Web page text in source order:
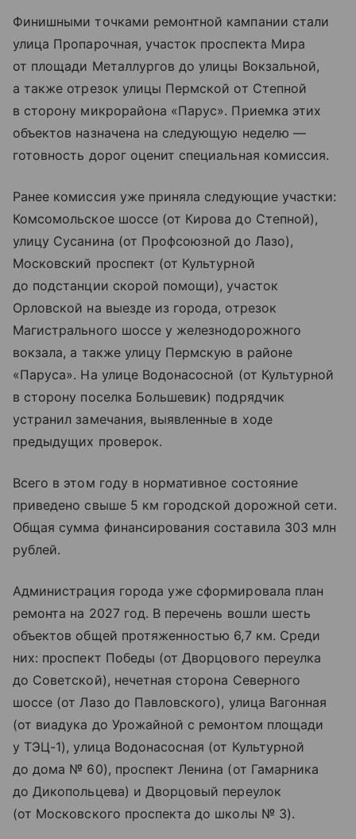
Финишными точками ремонтной кампании стали
улица Пропарочная, участок проспекта Мира
от площади Металлургов до улицы Вокзальной,
а также отрезок улицы Пермской от Степной
в сторону микрорайона «Парус». Приемка этих
объектов назначена на следующую неделю —
готовность дорог оценит специальная комиссия.
Ранее комиссия уже приняла следующие участки:
Комсомольское шоссе (от Кирова до Степной),
улицу Сусанина (от Профсоюзной до Лазо),
Московский проспект (от Культурной
до подстанции скорой помощи), участок
Орловской на выезде из города, отрезок
Магистрального шоссе у железнодорожного
вокзала, а также улицу Пермскую в районе
«Паруса». На улице Водонасосной (от Культурной
в сторону поселка Большевик) подрядчик
устранил замечания, выявленные в ходе
предыдущих проверок.
Всего в этом году в нормативное состояние
приведено свыше 5 км городской дорожной сети.
Общая сумма финансирования составила 303 млн
рублей.
Администрация города уже сформировала план
ремонта на 2027 год. В перечень вошли шесть
объектов общей протяженностью 6,7 км. Среди
них: проспект Победы (от Дворцового переулка
до Советской), нечетная сторона Северного
шоссе (от Лазо до Павловского), улица Вагонная
(от виадука до Урожайной с ремонтом площади
у ТЭЦ-1), улица Водонасосная (от Культурной
до дома № 60), проспект Ленина (от Гамарника
до Дикопольцева) и Дворцовый переулок
(от Московского проспекта до школы № 3).